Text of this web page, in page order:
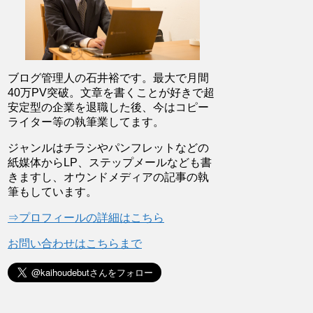
ブログ管理人の石井裕です。最大で月間
40万PV突破。文章を書くことが好きで超
安定型の企業を退職した後、今はコピー
ライター等の執筆業してます。
ジャンルはチラシやパンフレットなどの
紙媒体からLP、ステップメールなども書
きますし、オウンドメディアの記事の執
筆もしています。
⇒プロフィールの詳細はこちら
お問い合わせはこちらまで